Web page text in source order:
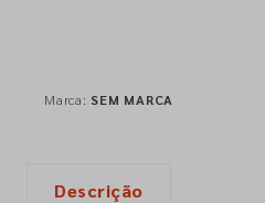
Marca: SEM MARCA
Descrição